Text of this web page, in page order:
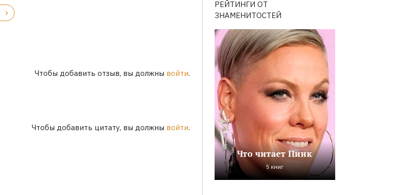
Чтобы добавить отзыв, вы должны войти.
Чтобы добавить цитату, вы должны войти.
РЕЙТИНГИ ОТ
ЗНАМЕНИТОСТЕЙ
Что читает Пинк
5 книг